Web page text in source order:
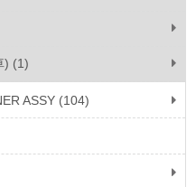
) (1)
ASSY (104)